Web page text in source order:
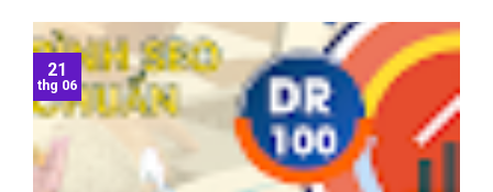
21
thg 06